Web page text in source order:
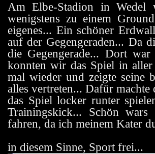
Am Elbe-Stadion in Wedel
wenigstens zu einem
eigenes... Ein schöner
auf der Gegengeraden... Da
die Gegengerade... Dort
konnten wir das Spiel in aller
mal wieder und zeigte seine
alles vertreten... Dafür
das Spiel locker runter
Trainingskick... Schön
fahren, da ich meinem Kater
in diesem Sinne, Sport frei...